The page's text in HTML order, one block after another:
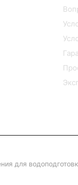
для